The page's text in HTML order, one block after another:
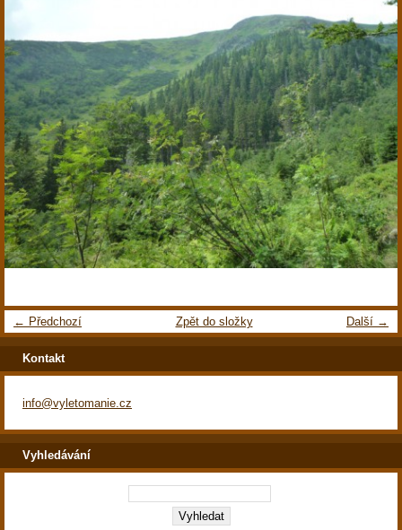
← Předchozí Další →
Zpět do složky
Kontakt
info@vyletomanie.cz
Vyhledávání